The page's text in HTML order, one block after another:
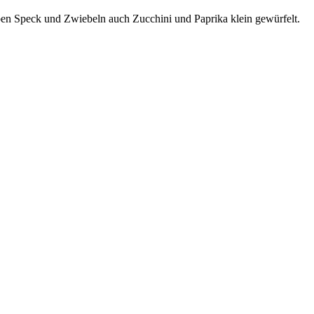
Speck und Zwiebeln auch Zucchini und Paprika klein gewürfelt.